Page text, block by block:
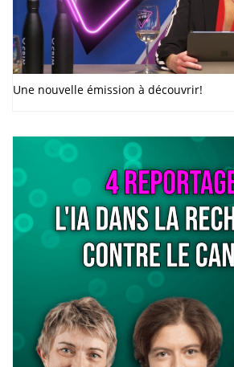
Une nouvelle émission à découvrir!